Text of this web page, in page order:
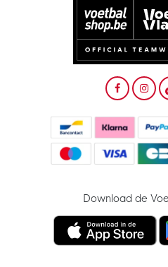
Download de